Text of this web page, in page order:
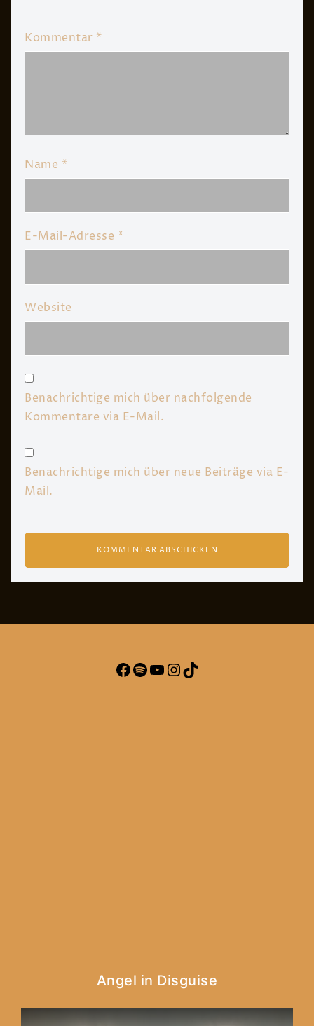
Kommentar *
Name *
E-Mail-Adresse *
Website
Benachrichtige mich über nachfolgende
Kommentare via E-Mail.
Benachrichtige mich über neue Beiträge via E-
Mail.
Facebook
Spotify
YouTube
Instagram
TikTok
Angel in Disguise